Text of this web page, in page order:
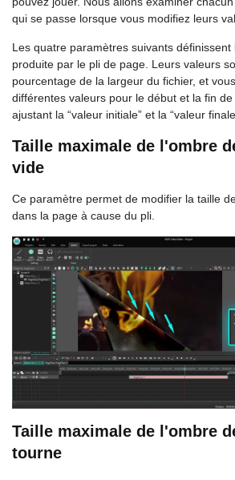
qui se passe lorsque vous modifiez leurs
Les quatre paramètres suivants
produite par le pli de page. Leurs valeurs
pourcentage de la largeur du fichier, et
différentes valeurs pour le début et la fin
ajustant la “valeur initiale” et la “valeur
Taille maximale de l'ombre
vide
Ce paramètre permet de modifier la taille
dans la page à cause du pli.
Taille maximale de l'ombre
tourne